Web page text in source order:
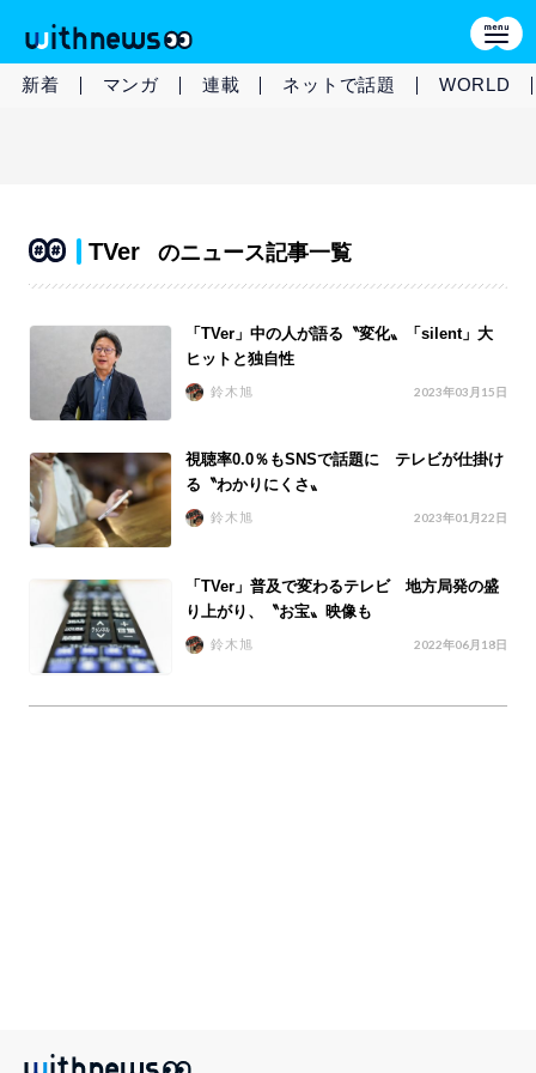
新着 マンガ 連載 ネットで話題 WORLD
TVer のニュース記事一覧
「TVer」中の人が語る〝変化〟「silent」大
ヒットと独自性
鈴木旭 2023年03月15日
視聴率0.0％もSNSで話題に テレビが仕掛け
る〝わかりにくさ〟
鈴木旭 2023年01月22日
「TVer」普及で変わるテレビ 地方局発の盛
り上がり、〝お宝〟映像も
鈴木旭 2022年06月18日